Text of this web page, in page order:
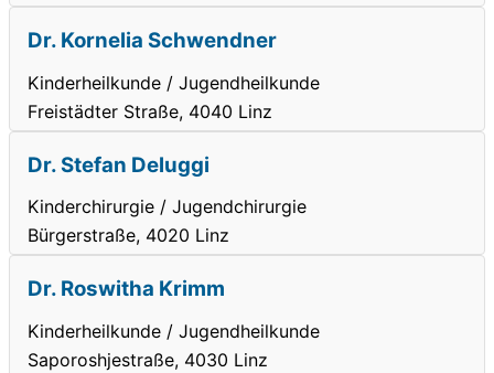
Dr. Kornelia Schwendner
Kinderheilkunde / Jugendheilkunde
Freistädter Straße, 4040 Linz
Dr. Stefan Deluggi
Kinderchirurgie / Jugendchirurgie
Bürgerstraße, 4020 Linz
Dr. Roswitha Krimm
Kinderheilkunde / Jugendheilkunde
Saporoshjestraße, 4030 Linz